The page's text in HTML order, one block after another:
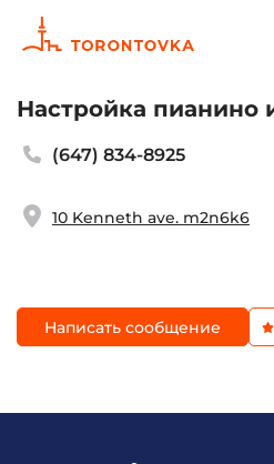
Настройка пианино
(647) 834-8925
10 Kenneth ave. m2n6k6
Написать сообщение